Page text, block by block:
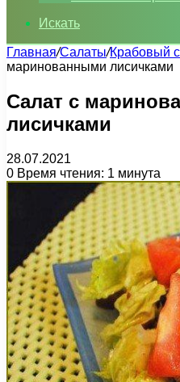
Искать
Главная/Салаты/Крабовый
маринованными лисичками
Салат с
лисичками
28.07.2021
0 Время чтения: 1 минута